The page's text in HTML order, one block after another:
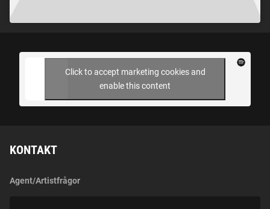
Click to accept marketing cookies and
enable this content
KONTAKT
Agent/Artistfrågor